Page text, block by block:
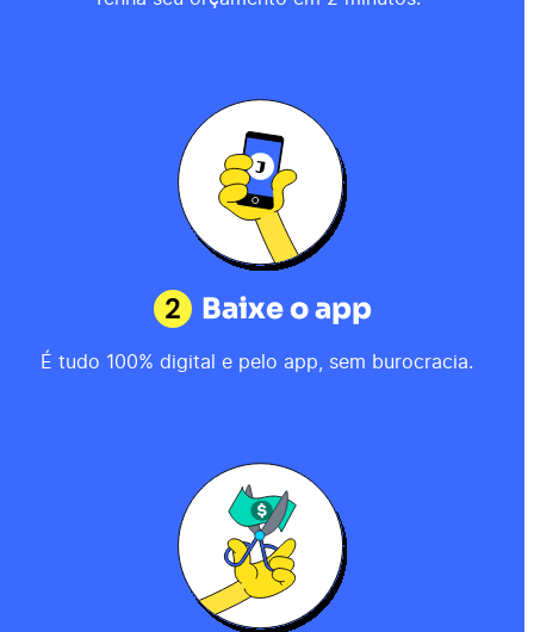
2 Baixe o app
É tudo 100% digital e pelo app, sem burocracia.